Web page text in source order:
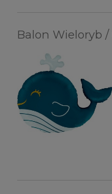
Balon Wieloryb /